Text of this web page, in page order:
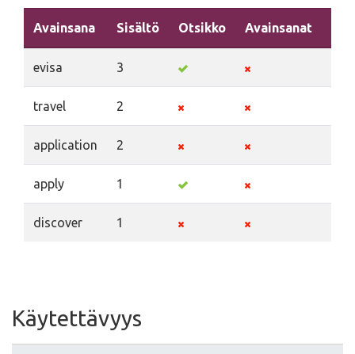
Avainsana Sisältö Otsikko Avainsanat
evisa 3
travel 2
application 2
apply 1
discover 1
Käytettävyys